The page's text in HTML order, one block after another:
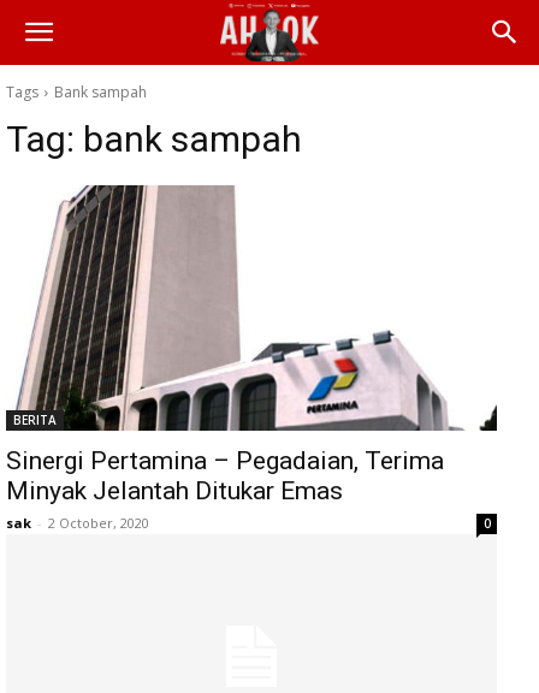
Tags Bank sampah
Tag: bank sampah
BERITA
Sinergi Pertamina – Pegadaian, Terima
Minyak Jelantah Ditukar Emas
sak - 2 October, 2020 0